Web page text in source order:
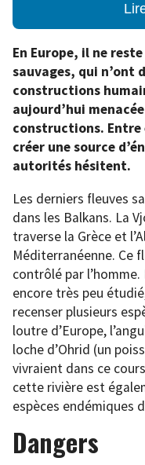
En Europe, il ne
sauvages, qui n’ont
constructions
aujourd’hui
constructions.
créer une source
autorités hésitent.
Les derniers fleuves
dans les Balkans. La
traverse la Grèce et
Méditerranéenne. Ce
contrôlé par
encore très peu
recenser plusieurs
loutre d’Europe,
loche d’Ohrid (un
vivraient dans ce
cette rivière est
espèces endémiques
Dangers